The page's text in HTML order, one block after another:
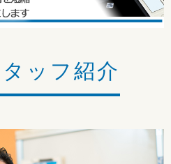
ッフ紹介